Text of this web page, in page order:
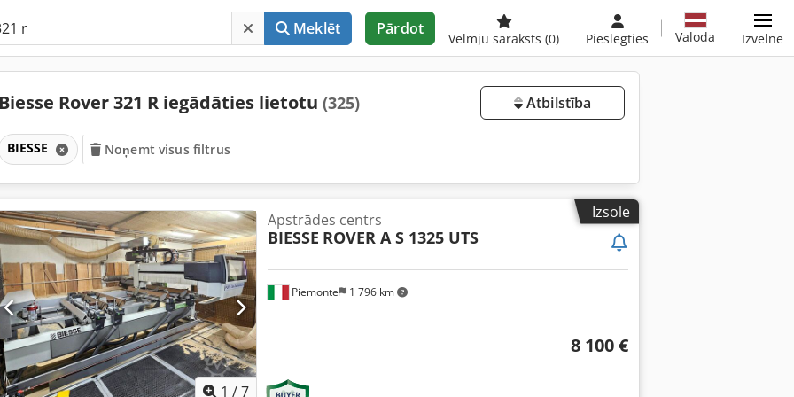
Meklēt Pārdot
Vēlmju saraksts (0) Pieslēgties Valoda Izvēlne
Biesse Rover 321 R iegādāties lietotu (325) Atbilstība
BIESSE Noņemt visus filtrus
Izsole
1 /7
Piemonte 1 796 km
Apstrādes centrs
BIESSE ROVER A S 1325 UTS
8 100 €